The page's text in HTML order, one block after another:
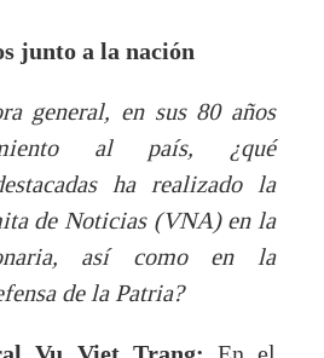
junto a la nación
general, en sus 80 años
al país, ¿qué
ha realizado la
de Noticias (VNA) en la
así como en la
de la Patria?